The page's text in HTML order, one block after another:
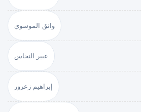
واثق الموسوي
عبير النحاس
إبراهيم زعرور